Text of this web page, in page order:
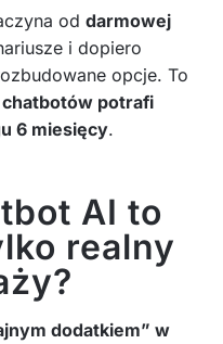
od darmowej
i dopiero
opcje. To
chatbotów potrafi
6 miesięcy.
AI to
realny
dodatkiem” w